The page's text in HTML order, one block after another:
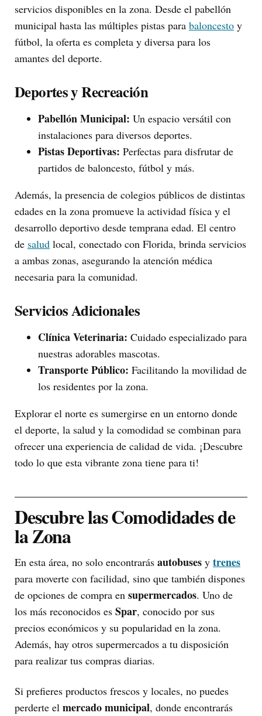
servicios disponibles en la zona. Desde el pabellón
municipal hasta las múltiples pistas para baloncesto y
fútbol, la oferta es completa y diversa para los
amantes del deporte.
Deportes y Recreación
Pabellón Municipal: Un espacio versátil con
instalaciones para diversos deportes.
Pistas Deportivas: Perfectas para disfrutar de
partidos de baloncesto, fútbol y más.
Además, la presencia de colegios públicos de distintas
edades en la zona promueve la actividad física y el
desarrollo deportivo desde temprana edad. El centro
de salud local, conectado con Florida, brinda servicios
a ambas zonas, asegurando la atención médica
necesaria para la comunidad.
Servicios Adicionales
Clínica Veterinaria: Cuidado especializado para
nuestras adorables mascotas.
Transporte Público: Facilitando la movilidad de
los residentes por la zona.
Explorar el norte es sumergirse en un entorno donde
el deporte, la salud y la comodidad se combinan para
ofrecer una experiencia de calidad de vida. ¡Descubre
todo lo que esta vibrante zona tiene para ti!
Descubre las Comodidades de
la Zona
En esta área, no solo encontrarás autobuses y trenes
para moverte con facilidad, sino que también dispones
de opciones de compra en supermercados. Uno de
los más reconocidos es Spar, conocido por sus
precios económicos y su popularidad en la zona.
Además, hay otros supermercados a tu disposición
para realizar tus compras diarias.
Si prefieres productos frescos y locales, no puedes
perderte el mercado municipal, donde encontrarás